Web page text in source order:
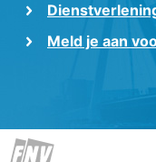
Meld je aan